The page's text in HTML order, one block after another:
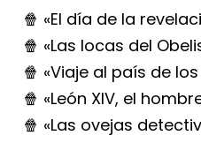
🍿 «El día de la
🍿 «Las locas del
🍿 «Viaje al país de
🍿 «León XIV, el
🍿 «Las ovejas